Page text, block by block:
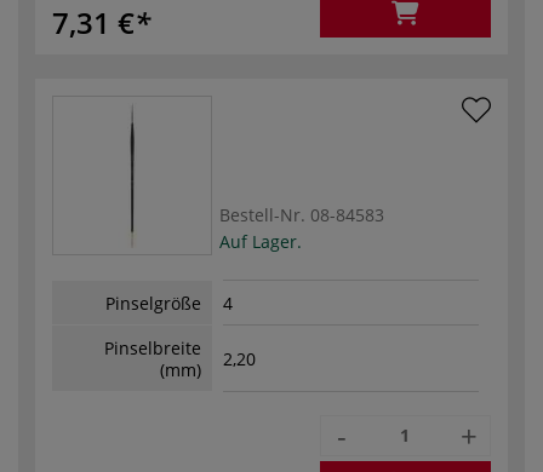
7,31 €
Bestell-Nr. 08-84583
Auf Lager.
Pinselgröße
4
Pinselbreite
(mm)
2,20
- +